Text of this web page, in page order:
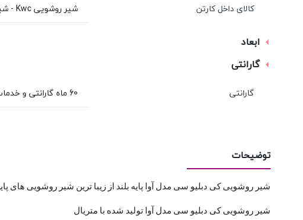
کالای داخل کارتن شیر روشویی Kwc - شیلنگ پیسوار - اقلام نصب
ابعاد
گارانتی
گارانتی 60 ماه گارانتی و خدمات پس از فروش KWC
توضیحات
شیر روشویی کی دبلیو سی مدل آوا پایه بلند از زیبا ترین شیر روشویی های
شیر روشویی کی دبلیو سی مدل آوا تولید شده با متریال